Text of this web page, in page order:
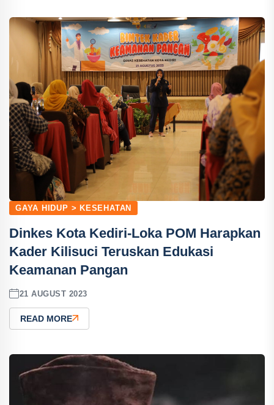
GAYA HIDUP > KESEHATAN
Dinkes Kota Kediri-Loka POM Harapkan
Kader Kilisuci Teruskan Edukasi
Keamanan Pangan
21 AUGUST 2023
READ MORE